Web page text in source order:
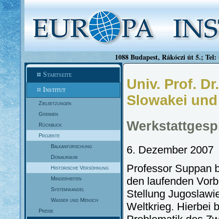
1088 Budapest, Rákóczi út 5.;
Startseite
Institut
Zielsetzungen
Gremien
Rückblick
Projekte
Balkanforschung
Donauraum
Historische Versöhnung
Minderheiten
Systemwandel
Wasser und Mensch
Preise
Univ. Prof.
Slowakei
6. Dezember 2007
Professor Suppan
den laufenden
Stellung
Weltkrieg. Hierbei